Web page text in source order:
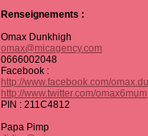
Renseignements :
Omax Dunkhigh
omax@micagency.com
0666002048
Facebook :
http://www.facebook.com/
http://www.twitter.com/omax6mum
PIN : 211C4812
Papa Pimp